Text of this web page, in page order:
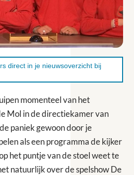
direct in je nieuwsoverzicht bij
momenteel van het
Mol in de directiekamer van
paniek gewoon door je
als een programma de kijker
het puntje van de stoel weet te
natuurlijk over de spelshow De